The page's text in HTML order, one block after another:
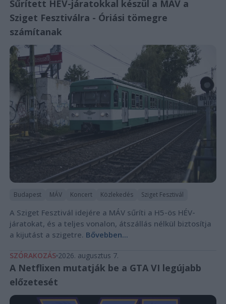
Sűrített HÉV-járatokkal készül a MÁV a
Sziget Fesztiválra - Óriási tömegre
számítanak
Budapest MÁV Koncert Közlekedés Sziget Fesztivál
A Sziget Fesztivál idejére a MÁV sűríti a H5-ös HÉV-
járatokat, és a teljes vonalon, átszállás nélkül biztosítja
a kijutást a szigetre. Bővebben...
SZÓRAKOZÁS 2026. augusztus 7.
A Netflixen mutatják be a GTA VI legújabb
előzetesét